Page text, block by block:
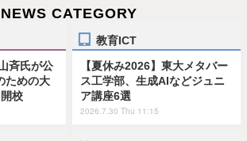
NEWS CATEGORY
斉氏が公
ための大
校
教育ICT
【夏休み2026】東大メタバー
ス工学部、生成AIなどジュニ
ア講座6選
2026.7.30 Thu 11:15